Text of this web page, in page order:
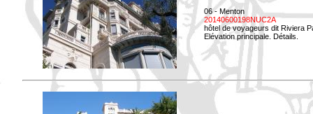
06 - Menton
20140600198NUC2A
hôtel de voyageurs dit Riviera
Elévation principale. Détails.